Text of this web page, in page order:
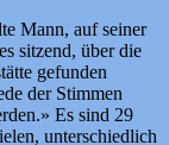
Mann, auf seiner
sitzend, über die
gefunden
der Stimmen
Es sind 29
unterschiedlich